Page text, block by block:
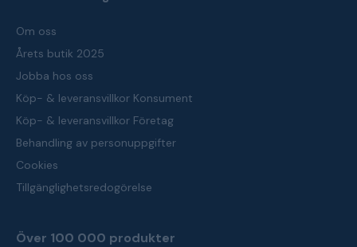
Om oss
Årets butik 2025
Jobba hos oss
Köp- & leveransvillkor Konsument
Köp- & leveransvillkor Företag
Behandling av personuppgifter
Cookies
Tillgänglighetsredogörelse
Över 100 000 produkter